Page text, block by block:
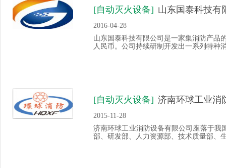
[自动灭火设备] 山东国泰科技有
2016-04-28
山东国泰科技有限公司是一家集消防产品
人民币。公司持续研制开发出一系列特种
[自动灭火设备] 济南环球工业消
2015-11-28
济南环球工业消防设备有限公司座落于我
部、研发部、人力资源部、技术质量部、